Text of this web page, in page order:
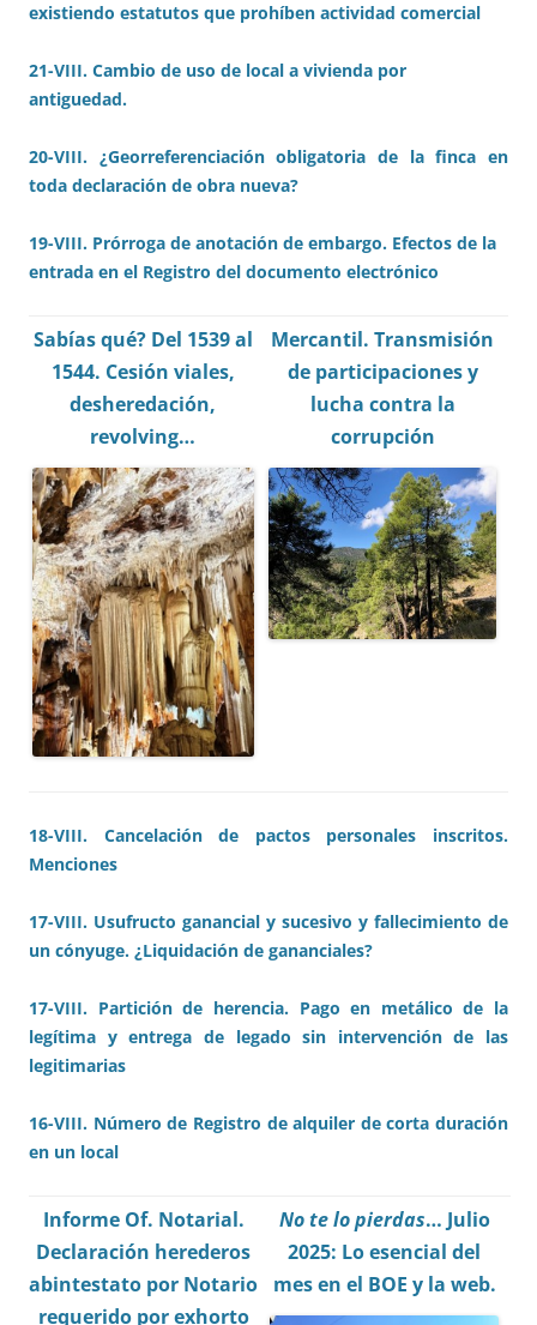
existiendo estatutos que prohíben actividad comercial
21-VIII. Cambio de uso de local a vivienda por
antiguedad.
20-VIII. ¿Georreferenciación obligatoria de la finca en
toda declaración de obra nueva?
19-VIII. Prórroga de anotación de embargo. Efectos de la
entrada en el Registro del documento electrónico
Sabías qué? Del 1539 al
1544. Cesión viales,
desheredación,
revolving…
Mercantil. Transmisión
de participaciones y
lucha contra la
corrupción
18-VIII. Cancelación de pactos personales inscritos.
Menciones
17-VIII. Usufructo ganancial y sucesivo y fallecimiento de
un cónyuge. ¿Liquidación de gananciales?
17-VIII. Partición de herencia. Pago en metálico de la
legítima y entrega de legado sin intervención de las
legitimarias
16-VIII. Número de Registro de alquiler de corta duración
en un local
Informe Of. Notarial.
Declaración herederos
abintestato por Notario
requerido por exhorto
No te lo pierdas… Julio
2025: Lo esencial del
mes en el BOE y la web.